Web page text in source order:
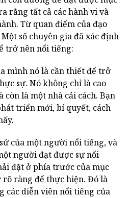
rằng tất cả các hành vi và
Từ quan điểm của đạo
số chuyên gia đã xác định
trở nên nổi tiếng:
mình nó là cần thiết để trở
sự. Nó không chỉ là cao
là một nhà cải cách. Bạn
triển mới, bí quyết, cách
của một người nổi tiếng, và
người đạt được sự nổi
đặt ở phía trước của mục
rõ ràng để thực hiện. Đó là
các diễn viên nổi tiếng của